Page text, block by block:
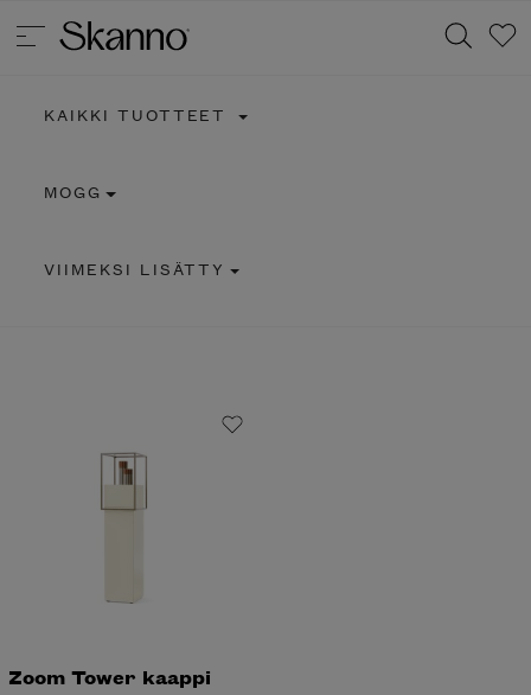
KAIKKI TUOTTEET
MOGG
VIIMEKSI LISÄTTY
Zoom Tower kaappi